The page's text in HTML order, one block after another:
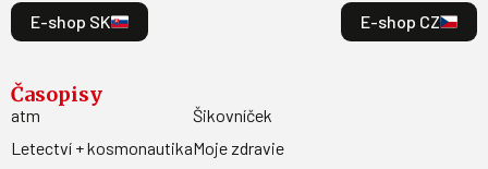
E-shop SK
E-shop CZ
Časopisy
atm
Letectví + kosmonautika
Šikovníček
Moje zdravie